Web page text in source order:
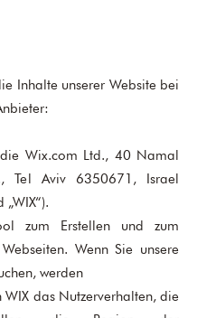
Inhalte unserer Website bei
Wix.com Ltd., 40 Namal
Tel Aviv 6350671 , Israel
zum Erstellen und zum
Wenn Sie unsere
werden
WIX das Nutzerverhalten, die